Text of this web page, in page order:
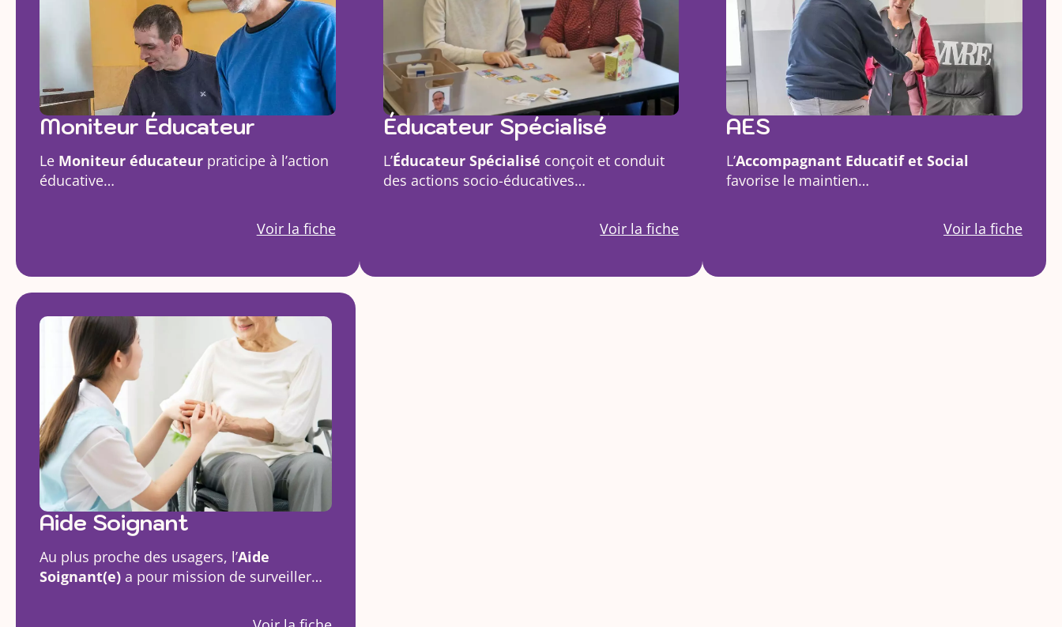
Moniteur Éducateur
Le Moniteur éducateur praticipe à l’action
éducative…
Voir la fiche
Éducateur Spécialisé
L’Éducateur Spécialisé conçoit et conduit
des actions socio-éducatives…
Voir la fiche
AES
L’Accompagnant Educatif et Social
favorise le maintien…
Voir la fiche
Aide Soignant
Au plus proche des usagers, l’Aide
Soignant(e) a pour mission de surveiller…